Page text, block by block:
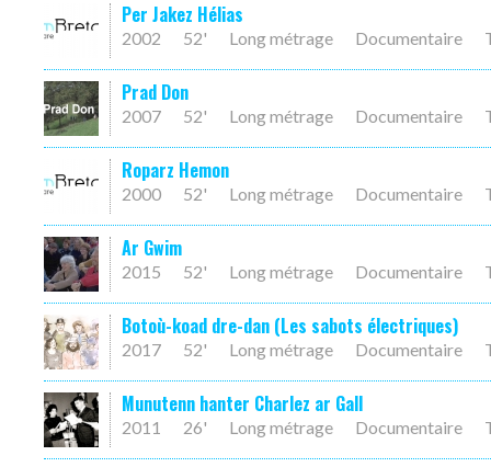
Per Jakez Hélias
2002 52' Long métrage Documentaire
Prad Don
2007 52' Long métrage Documentaire
Roparz Hemon
2000 52' Long métrage Documentaire
Ar Gwim
2015 52' Long métrage Documentaire
Botoù-koad dre-dan (Les sabots électriques)
2017 52' Long métrage Documentaire
Munutenn hanter Charlez ar Gall
2011 26' Long métrage Documentaire